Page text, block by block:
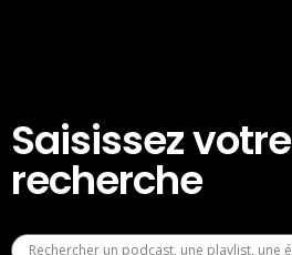
Saisissez votre
recherche